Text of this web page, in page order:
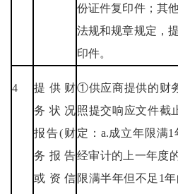
份证件复印件；其
法规和规章规定，
印件。
4
提供财
务状况
报告(财
务报告
或资信
①供应商提供的财
照提交响应文件截
定：a.成立年限满
经审计的上一年度
限满半年但不足1